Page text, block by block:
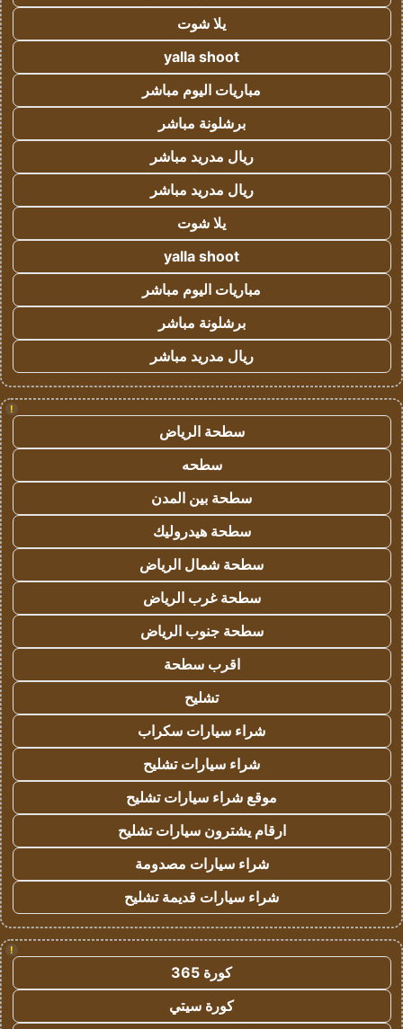
يلا شوت
yalla shoot
مباريات اليوم مباشر
برشلونة مباشر
ريال مدريد مباشر
ريال مدريد مباشر
يلا شوت
yalla shoot
مباريات اليوم مباشر
برشلونة مباشر
ريال مدريد مباشر
!
سطحة الرياض
سطحه
سطحة بين المدن
سطحة هيدروليك
سطحة شمال الرياض
سطحة غرب الرياض
سطحة جنوب الرياض
اقرب سطحة
تشليح
شراء سيارات سكراب
شراء سيارات تشليح
موقع شراء سيارات تشليح
ارقام يشترون سيارات تشليح
شراء سيارات مصدومة
شراء سيارات قديمة تشليح
!
كورة 365
كورة سيتي